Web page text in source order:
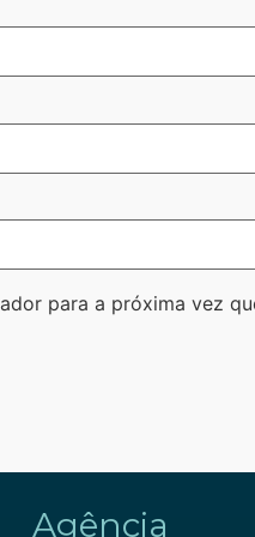
para a próxima vez
Agência